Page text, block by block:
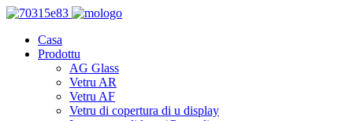
Casa
Prodottu
AG Glass
Vetru AR
Vetru AF
Vetru di copertura di u display